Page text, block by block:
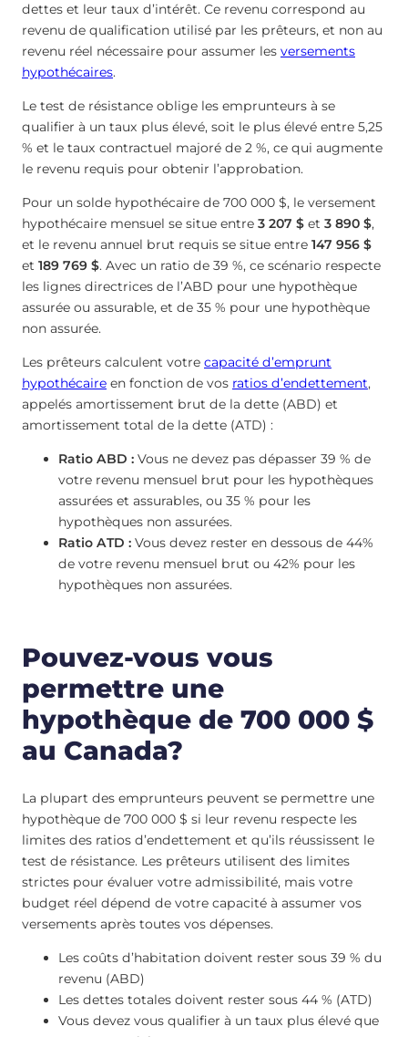
dettes et leur taux d’intérêt. Ce revenu correspond au
revenu de qualification utilisé par les prêteurs, et non au
revenu réel nécessaire pour assumer les versements
hypothécaires.
Le test de résistance oblige les emprunteurs à se
qualifier à un taux plus élevé, soit le plus élevé entre 5,25
% et le taux contractuel majoré de 2 %, ce qui augmente
le revenu requis pour obtenir l’approbation.
Pour un solde hypothécaire de 700 000 $, le versement
hypothécaire mensuel se situe entre 3 207 $ et 3 890 $,
et le revenu annuel brut requis se situe entre 147 956 $
et 189 769 $. Avec un ratio de 39 %, ce scénario respecte
les lignes directrices de l’ABD pour une hypothèque
assurée ou assurable, et de 35 % pour une hypothèque
non assurée.
Les prêteurs calculent votre capacité d’emprunt
hypothécaire en fonction de vos ratios d’endettement,
appelés amortissement brut de la dette (ABD) et
amortissement total de la dette (ATD) :
Ratio ABD : Vous ne devez pas dépasser 39 % de
votre revenu mensuel brut pour les hypothèques
assurées et assurables, ou 35 % pour les
hypothèques non assurées.
Ratio ATD : Vous devez rester en dessous de 44%
de votre revenu mensuel brut ou 42% pour les
hypothèques non assurées.
Pouvez-vous vous
permettre une
hypothèque de 700 000 $
au Canada?
La plupart des emprunteurs peuvent se permettre une
hypothèque de 700 000 $ si leur revenu respecte les
limites des ratios d’endettement et qu’ils réussissent le
test de résistance. Les prêteurs utilisent des limites
strictes pour évaluer votre admissibilité, mais votre
budget réel dépend de votre capacité à assumer vos
versements après toutes vos dépenses.
Les coûts d’habitation doivent rester sous 39 % du
revenu (ABD)
Les dettes totales doivent rester sous 44 % (ATD)
Vous devez vous qualifier à un taux plus élevé que